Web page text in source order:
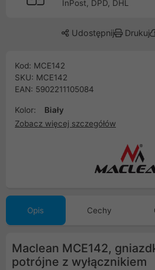
InPost, DPD, DHL
Udostępnij Drukuj
Kod: MCE142
SKU: MCE142
EAN: 5902211105084
Kolor:
Biały
Zobacz więcej szczegółów
Opis Cechy
Maclean MCE142,
potrójne z wyłącznikiem